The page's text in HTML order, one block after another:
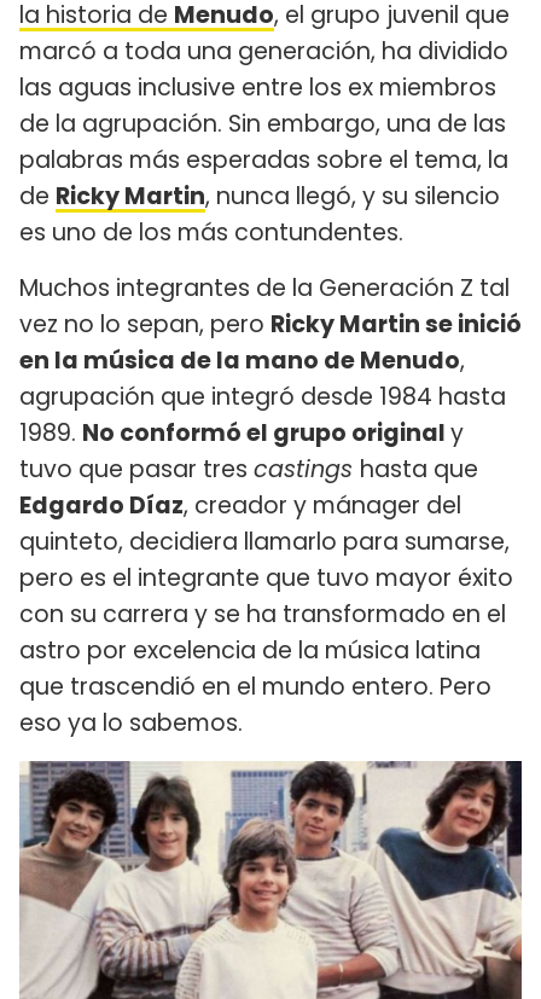
la historia de Menudo, el grupo juvenil que
marcó a toda una generación, ha dividido
las aguas inclusive entre los ex miembros
de la agrupación. Sin embargo, una de las
palabras más esperadas sobre el tema, la
de Ricky Martin, nunca llegó, y su silencio
es uno de los más contundentes.
Muchos integrantes de la Generación Z tal
vez no lo sepan, pero Ricky Martin se inició
en la música de la mano de Menudo,
agrupación que integró desde 1984 hasta
1989. No conformó el grupo originaly
tuvo que pasar tres castings hasta que
Edgardo Díaz, creador y mánager del
quinteto, decidiera llamarlo para sumarse,
pero es el integrante que tuvo mayor éxito
con su carrera y se ha transformado en el
astro por excelencia de la música latina
que trascendió en el mundo entero. Pero
eso ya lo sabemos.